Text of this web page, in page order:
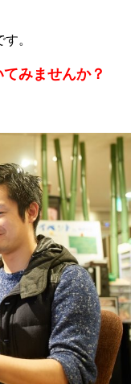
。
みませんか？